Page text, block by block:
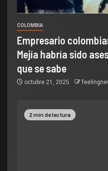
COLOMBIA
Empresario
Mejía habría sido
que se sabe
octubre 21, 2025
2 min de lectura